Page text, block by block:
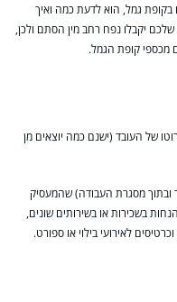
גמל, הוא לדעת כמה ואיך
יקבלו נפח רחב מין הסתם ולכן,
מכספי קופת הגמל.
של העובד (ישנם כמה יוצאים מן
ובתוך מסגרת העבודה) שהמעסיק
בשכירות או בשירותים שונים,
לאירועי בילוי או ספורט.